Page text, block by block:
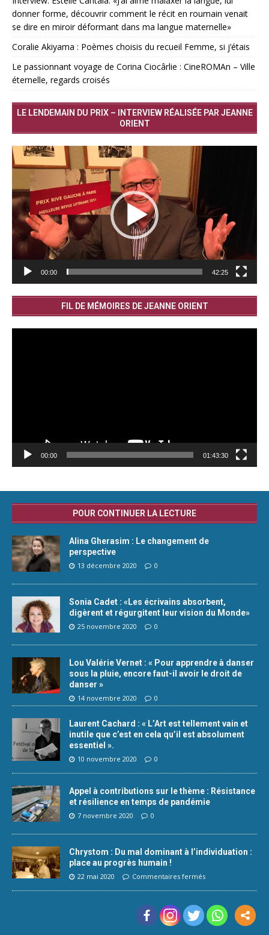
donner forme, découvrir comment le récit en roumain venait
se dire en miroir déformant dans ma langue maternelle»
Coralie Akiyama : Poèmes choisis du recueil Femme, si j’étais
Le passionnant voyage de Corina Ciocârlie : CineROMAn – Ville
éternelle, regards croisés
LE LENDEMAIN DU PRIX – INTERVIEW RÉALISÉE PAR JEANNE
ORIENT
Lecteur
vidéo
00:00 42:25
FIL DE MÉMOIRES DE JEANNE ORIENT
00:00 01:43:30
POUR CONTINUER LA LECTURE
Alina Gherasim : Le changement de
perspective
13 décembre 2020 0
Sonia Cadet : «Les écrivains absorbent,
digèrent et régurgitent leur vision du Monde»
25 novembre 2020 0
Lou Valérie Vernet : « Pour apprendre à danser
sous la pluie, encore faut-il avoir le droit de
danser »
14 novembre 2020 0
Laurent Cachard : « L’Art est tellement vain et
inutile que c’est en cela qu’il est absolument
essentiel ».
10 novembre 2020 0
Appel à contributions sur le thème : Résistance
et résilience en temps de pandémie
7 novembre 2020 0
Chrystom : Du mal dominant à l’individuation :
place au progrès humain !
22 mai 2020 Commentaires fermés